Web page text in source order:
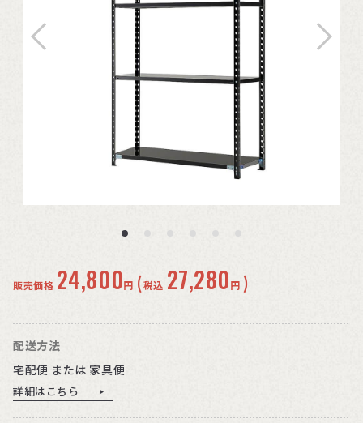
販売価格 24,800円 (税込 27,280円 )
配送方法
宅配便 または 家具便
詳細はこちら